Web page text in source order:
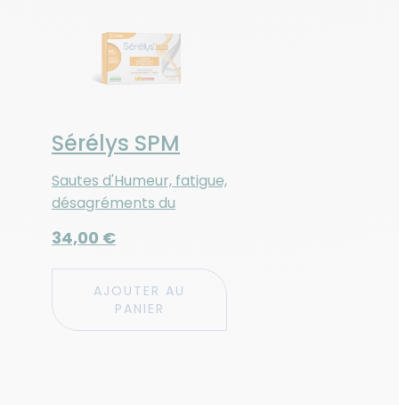
Sérélys SPM
Sautes d'Humeur, fatigue,
désagréments du
34,00 €
AJOUTER AU
PANIER